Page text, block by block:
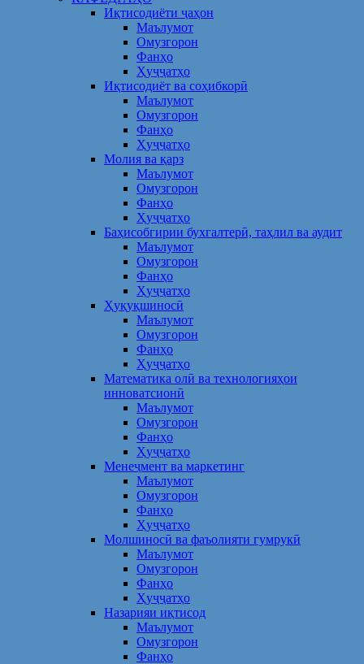
Иқтисодиёти ҷаҳон
Маълумот
Омузгорон
Фанҳо
Ҳуҷҷатҳо
Иқтисодиёт ва соҳибкорӣ
Маълумот
Омузгорон
Фанҳо
Ҳуҷҷатҳо
Молия ва қарз
Маълумот
Омузгорон
Фанҳо
Ҳуҷҷатҳо
Баҳисобгирии бухгалтерӣ, таҳлил ва аудит
Маълумот
Омузгорон
Фанҳо
Ҳуҷҷатҳо
Ҳуқуқшиносӣ
Маълумот
Омузгорон
Фанҳо
Ҳуҷҷатҳо
Математика олӣ ва технологияҳои
инноватсионӣ
Маълумот
Омузгорон
Фанҳо
Ҳуҷҷатҳо
Менеҷмент ва маркетинг
Маълумот
Омузгорон
Фанҳо
Ҳуҷҷатҳо
Молшиносӣ ва фаъолияти гумрукӣ
Маълумот
Омузгорон
Фанҳо
Ҳуҷҷатҳо
Назарияи иқтисод
Маълумот
Омузгорон
Фанҳо